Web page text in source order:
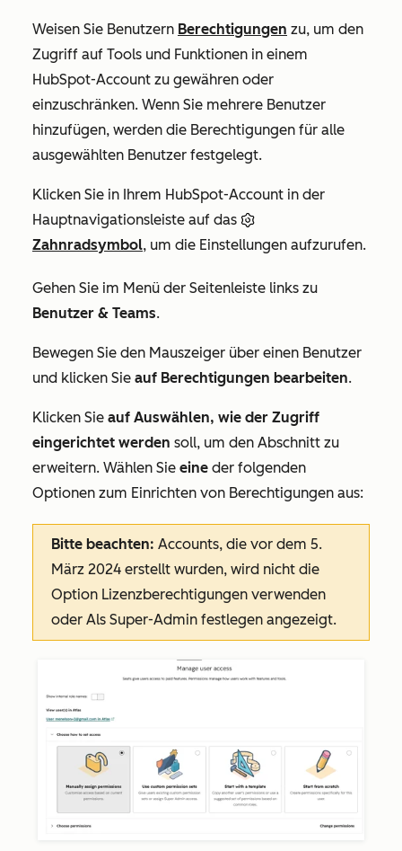
Weisen Sie Benutzern Berechtigungen zu, um den
Zugriff auf Tools und Funktionen in einem
HubSpot-Account zu gewähren oder
einzuschränken. Wenn Sie mehrere Benutzer
hinzufügen, werden die Berechtigungen für alle
ausgewählten Benutzer festgelegt.
Klicken Sie in Ihrem HubSpot-Account in der
Hauptnavigationsleiste auf das
Zahnradsymbol, um die Einstellungen aufzurufen.
Gehen Sie im Menü der Seitenleiste links zu
Benutzer & Teams.
Bewegen Sie den Mauszeiger über einen Benutzer
und klicken Sie auf Berechtigungen bearbeiten.
Klicken Sie auf Auswählen, wie der Zugriff
eingerichtet werden soll, um den Abschnitt zu
erweitern. Wählen Sie eine der folgenden
Optionen zum Einrichten von Berechtigungen aus:
Bitte beachten: Accounts, die vor dem 5.
März 2024 erstellt wurden, wird nicht die
Option Lizenzberechtigungen verwenden
oder Als Super-Admin festlegen angezeigt.